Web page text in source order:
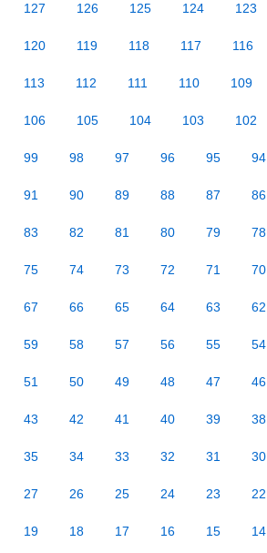
127 126 125 124 123
120 119 118 117 116
113 112 111 110 109
106 105 104 103 102
99 98 97 96 95 94
91 90 89 88 87 86
83 82 81 80 79 78
75 74 73 72 71 70
67 66 65 64 63 62
59 58 57 56 55 54
51 50 49 48 47 46
43 42 41 40 39 38
35 34 33 32 31 30
27 26 25 24 23 22
19 18 17 16 15 14